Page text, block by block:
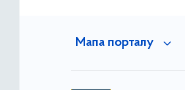
Мапа порталу